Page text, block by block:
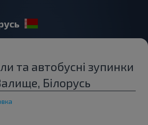
та автобусні зупинки
Білорусь